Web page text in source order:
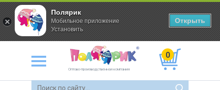
Оптово-производственная компания
0
Полярик
Мобильное приложение
Установить
Открыть